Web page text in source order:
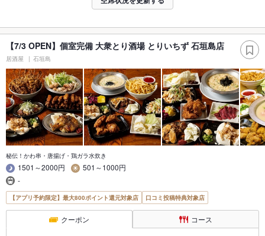
【7/3 OPEN】個室完備 大衆とり酒場 とりいちず 石垣島店
居酒屋 石垣島
秘伝！かわ串・唐揚げ・鶏ガラ水炊き
1501～2000円
501～1000円
-
【アプリ予約限定】最大800ポイント還元対象店 口コミ投稿特典対象店
クーポン コース